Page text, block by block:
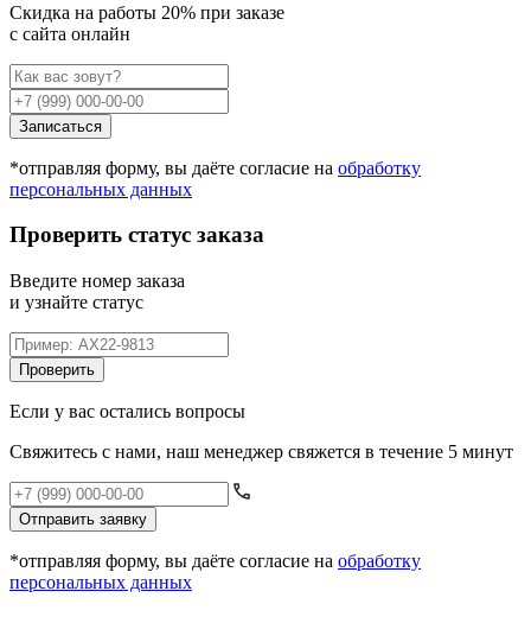
Cкидка на работы 20% при заказе
с сайта онлайн
Записаться
*отправляя форму, вы даёте согласие на обработку
персональных данных
Проверить статус заказа
Введите номер заказа
и узнайте статус
Проверить
Если у вас остались вопросы
Свяжитесь с нами, наш менеджер свяжется в течение 5 минут
Отправить заявку
*отправляя форму, вы даёте согласие на обработку
персональных данных